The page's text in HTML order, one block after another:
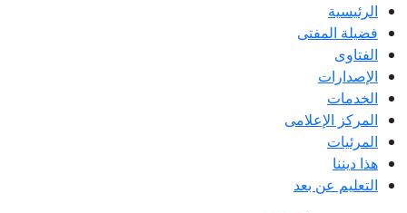
الرئيسية
فضيلة المفتى
الفتاوى
الإصدارات
الخدمات
المركز الإعلامى
المرئيات
هذا ديننا
التعليم عن بعد